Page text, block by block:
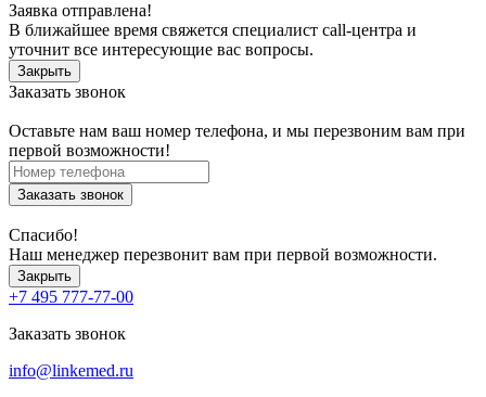
Заявка отправлена!
В ближайшее время свяжется специалист call-центра и
уточнит все интересующие вас вопросы.
Закрыть
Заказать звонок
Оставьте нам ваш номер телефона, и мы перезвоним вам при
первой возможности!
Заказать звонок
Спасибо!
Наш менеджер перезвонит вам при первой возможности.
Закрыть
+7 495 777-77-00
Заказать звонок
info@linkemed.ru